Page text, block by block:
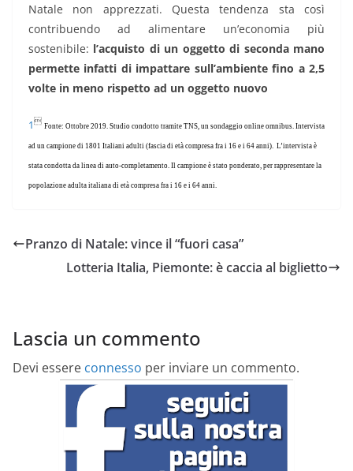
Natale non apprezzati. Questa tendenza sta così
contribuendo ad alimentare un’economia più
sostenibile: l’acquisto di un oggetto di seconda mano
permette infatti di impattare sull’ambiente fino a 2,5
volte in meno rispetto ad un oggetto nuovo
1 Fonte: Ottobre 2019. Studio condotto tramite TNS, un sondaggio online omnibus. Intervista
ad un campione di 1801 Italiani adulti (fascia di età compresa fra i 16 e i 64 anni). L’intervista è
stata condotta da linea di auto-completamento. Il campione è stato ponderato, per rappresentare la
popolazione adulta italiana di età compresa fra i 16 e i 64 anni.
Pranzo di Natale: vince il “fuori casa”
Lotteria Italia, Piemonte: è caccia al biglietto
Lascia un commento
Devi essere connesso per inviare un commento.